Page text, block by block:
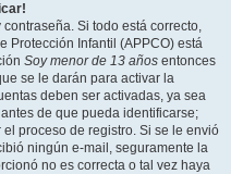
Si todo está correcto,
Protección Infantil (APPCO) está
Soy menor de 13 años entonces
se le darán para activar la
deben ser activadas, ya sea
de que pueda identificarse;
proceso de registro. Si se le envió
ningún e-mail, seguramente la
no es correcta o tal vez haya